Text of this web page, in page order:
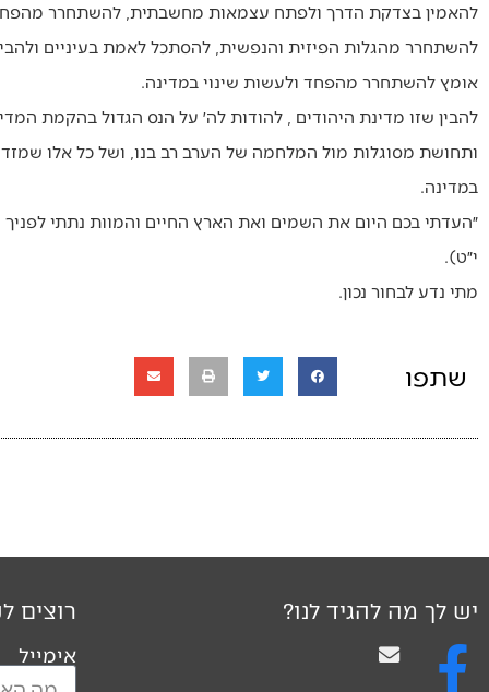
להאמין בצדקת הדרך ולפתח עצמאות מחשבתית, להשתחרר מהפחד
להשתחרר מהגלות הפיזית והנפשית, להסתכל לאמת בעיניים
אומץ להשתחרר מהפחד ולעשות שינוי במדינה.
להבין שזו מדינת היהודים , להודות לה׳ על הנס הגדול
ותחושת מסוגלות מול המלחמה של הערב רב בנו, ושל כל אלו
במדינה.
״העדתי בכם היום את השמים ואת הארץ החיים והמוות נתתי
י״ט).
מתי נדע לבחור נכון.
שתפו
יש לך מה להגיד לנו? רוצים
אימייל